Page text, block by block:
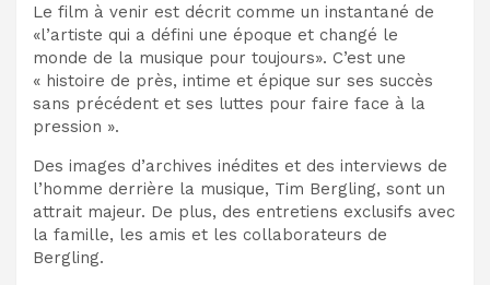
Le film à venir est décrit comme un instantané de
«l’artiste qui a défini une époque et changé le
monde de la musique pour toujours». C’est une
« histoire de près, intime et épique sur ses succès
sans précédent et ses luttes pour faire face à la
pression ».
Des images d’archives inédites et des interviews de
l’homme derrière la musique, Tim Bergling, sont un
attrait majeur. De plus, des entretiens exclusifs avec
la famille, les amis et les collaborateurs de
Bergling.